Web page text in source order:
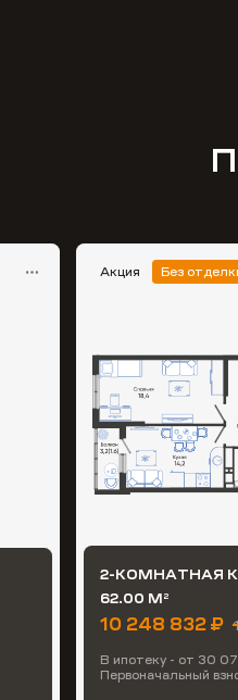
Акция Без
2-КОМНАТНАЯ
62.00 М 2
10 248 832 ₽
В ипотеку - от 30
Первоначальный